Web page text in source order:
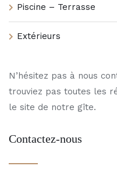
Piscine – Terrasse
Extérieurs
N’hésitez pas à nous
trouviez pas toutes les
le site de notre gîte.
Contactez-nous